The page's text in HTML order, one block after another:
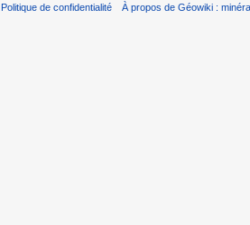
Politique de confidentialité À propos de Géowiki :